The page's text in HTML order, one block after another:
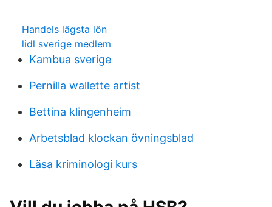
Handels lägsta lön
lidl sverige medlem
Kambua sverige
Pernilla wallette artist
Bettina klingenheim
Arbetsblad klockan övningsblad
Läsa kriminologi kurs